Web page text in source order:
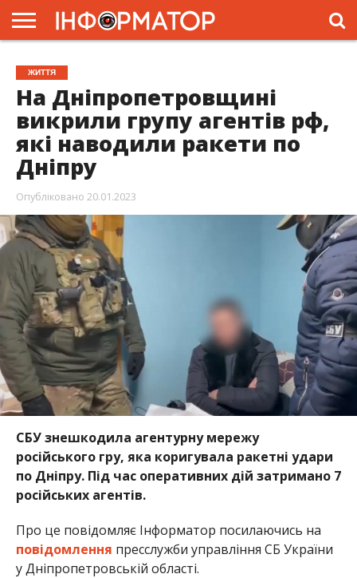
ГОЛОВНА
ЖИТТЯ
ВЛАДА
ГРОШІ
ТРЕШ
ПРЕС-
РЕЛІЗИ
РЕКЛАМА
ПРОЕКТИ
ЖИТТЯ
На Дніпропетровщині
викрили групу агентів рф,
які наводили ракети по
Дніпру
Опубліковано 20.01.2023
СБУ знешкодила агентурну мережу
російського гру, яка коригувала ракетні удари
по Дніпру. Під час оперативних дій затримано 7
російських агентів.
Про це повідомляє Інформатор посилаючись на
повідомлення пресслужби управління СБ України
у Дніпропетровській області.